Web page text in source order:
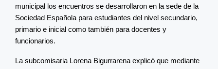
municipal los encuentros se desarrollaron en la sede de la
Sociedad Española para estudiantes del nivel secundario,
primario e inicial como también para docentes y
funcionarios.
La subcomisaria Lorena Bigurrarena explicó que mediante